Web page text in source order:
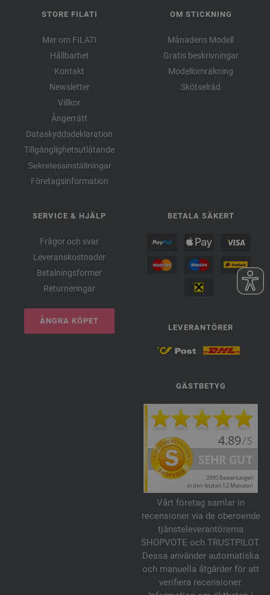
STORE FILATI
Mer om FILATI
Hållbarhet
Kontakt
Newsletter
Villkor
Ångerrätt
Dataskyddsdeklaration
Tillgänglighetsutlåtande
Sekretessinställningar
Företagsinformation
OM STICKNING
Månadens Modell
Gratis beskrivningar
Modellomräkning
Skötselråd
SERVICE & HJÄLP
Frågor och svar
Leveranskostnader
Betalningsformer
Returneringar
ÅNGRA KÖPET
BETALA SÄKERT
LEVERANTÖRER
GÄSTBETYG
Vårt företag samlar in
recensioner via de oberoende
tjänsteleverantörerna
SHOPVOTE och TRUSTPILOT.
Dessa använder automatiska
och manuella åtgärder för att
verifiera recensioner.